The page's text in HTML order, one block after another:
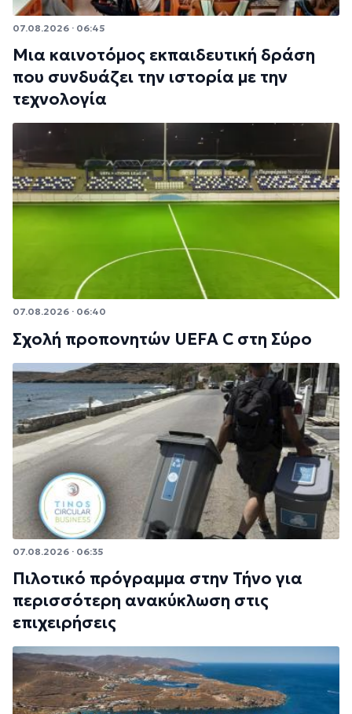
07.08.2026 · 06:45
Μια καινοτόμος εκπαιδευτική δράση
που συνδυάζει την ιστορία με την
τεχνολογία
07.08.2026 · 06:40
Σχολή προπονητών UEFA C στη Σύρο
07.08.2026 · 06:35
Πιλοτικό πρόγραμμα στην Τήνο για
περισσότερη ανακύκλωση στις
επιχειρήσεις